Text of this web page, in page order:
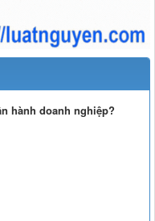
hành doanh nghiệp?